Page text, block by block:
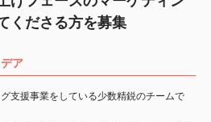
くださる方を募集
ア
支援事業をしている少数精鋭のチームで